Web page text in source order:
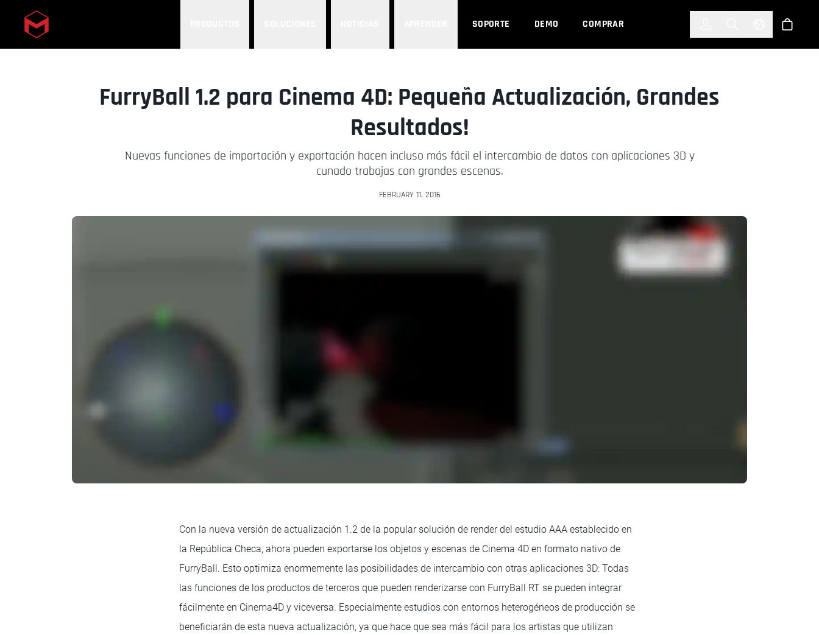
Skip to main content SOPORTE DEMO COMPRAR Select Tienda
FurryBall 1.2 para Cinema 4D: Pequeña Actualización, Grandes
Resultados!
Nuevas funciones de importación y exportación hacen incluso más fácil el intercambio de datos con aplicaciones 3D y
cunado trabajas con grandes escenas.
FEBRUARY 11, 2016
Con la nueva versión de actualización 1.2 de la popular solución de render del estudio AAA establecido en
la República Checa, ahora pueden exportarse los objetos y escenas de Cinema 4D en formato nativo de
FurryBall. Esto optimiza enormemente las posibilidades de intercambio con otras aplicaciones 3D: Todas
las funciones de los productos de terceros que pueden renderizarse con FurryBall RT se pueden integrar
fácilmente en Cinema4D y viceversa. Especialmente estudios con entornos heterogéneos de producción se
beneficiarán de esta nueva actualización, ya que hace que sea más fácil para los artistas que utilizan